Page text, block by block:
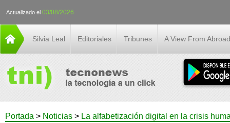
Actualizado el 03/08/2026
Silvia Leal Editoriales Tribunes A View From Abroad
Portada > Noticias > La alfabetización digital en la crisis